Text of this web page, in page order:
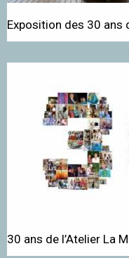
Exposition des 30 ans
30 ans de l’Atelier La